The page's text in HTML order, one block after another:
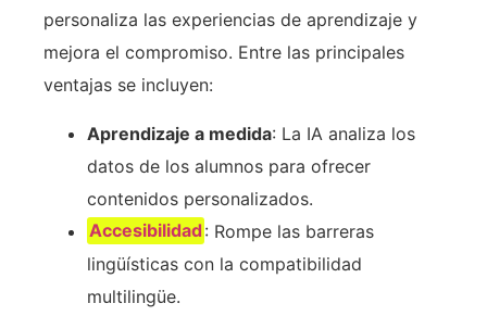
personaliza las experiencias de aprendizaje y
mejora el compromiso. Entre las principales
ventajas se incluyen:
Aprendizaje a medida: La IA analiza los
datos de los alumnos para ofrecer
contenidos personalizados.
Accesibilidad: Rompe las barreras
lingüísticas con la compatibilidad
multilingüe.